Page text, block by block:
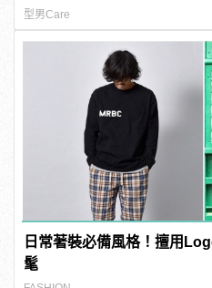
型男Care
日常著裝必備風格！擅用
髦